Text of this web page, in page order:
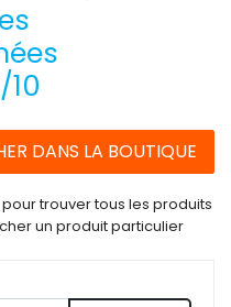
10
trouver tous les produits
un produit particulier